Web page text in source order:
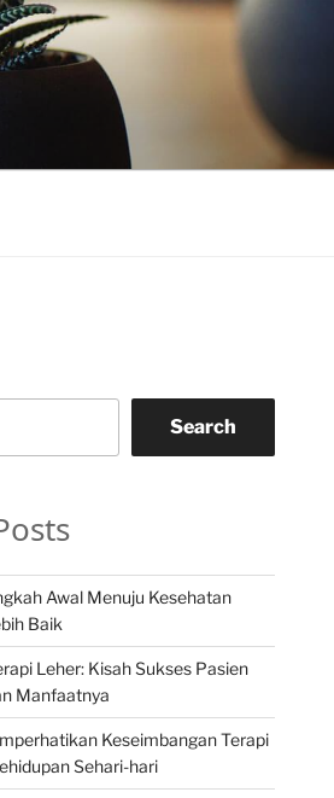
Search
Awal Menuju Kesehatan
Baik
Leher: Kisah Sukses Pasien
Manfaatnya
Keseimbangan Terapi
Sehari-hari